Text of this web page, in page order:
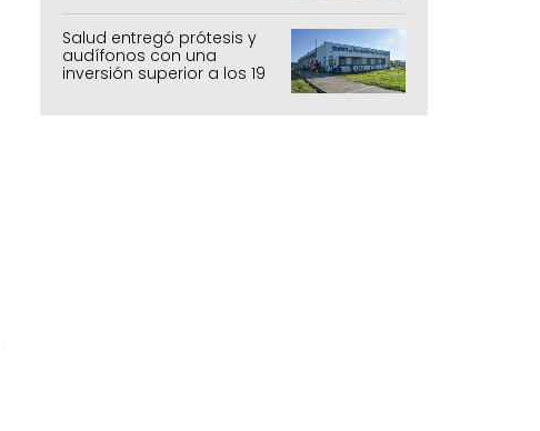
Salud entregó prótesis y
audífonos con una
inversión superior a los 19
millones de pesos